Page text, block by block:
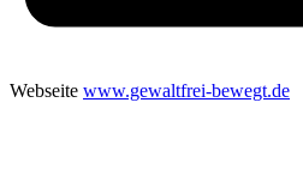
Webseite www.gewaltfrei-bewegt.de